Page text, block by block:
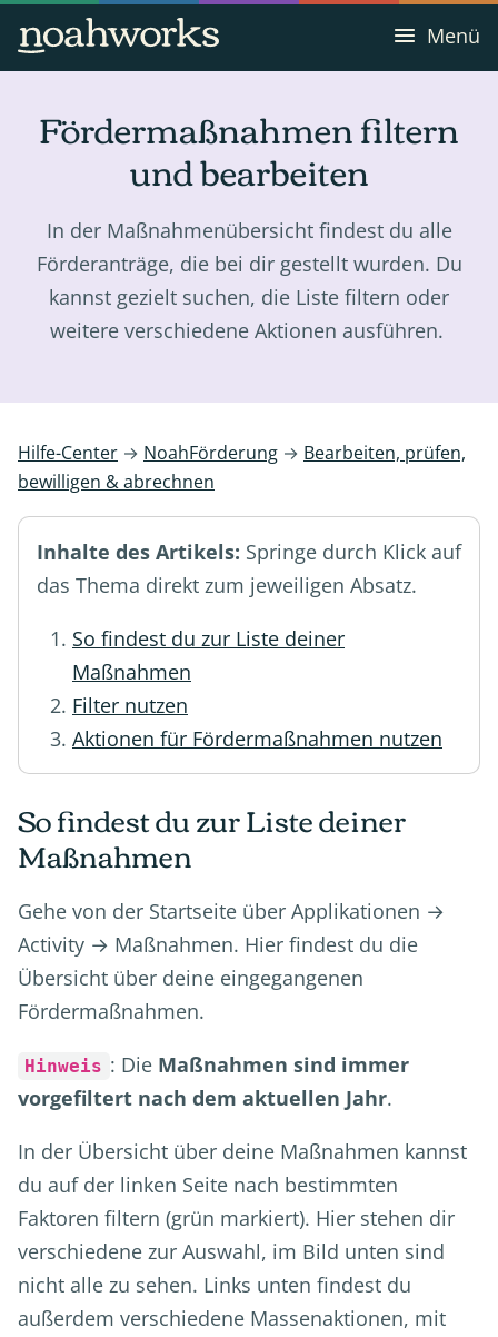
Menü
Fördermaßnahmen filtern
und bearbeiten
In der Maßnahmenübersicht findest du alle
Förderanträge, die bei dir gestellt wurden. Du
kannst gezielt suchen, die Liste filtern oder
weitere verschiedene Aktionen ausführen.
Hilfe-Center → NoahFörderung → Bearbeiten, prüfen,
bewilligen & abrechnen
Inhalte des Artikels: Springe durch Klick auf
das Thema direkt zum jeweiligen Absatz.
So findest du zur Liste deiner
Maßnahmen
Filter nutzen
Aktionen für Fördermaßnahmen nutzen
So findest du zur Liste deiner
Maßnahmen
Gehe von der Startseite über Applikationen →
Activity → Maßnahmen. Hier findest du die
Übersicht über deine eingegangenen
Fördermaßnahmen.
Hinweis : Die Maßnahmen sind immer
vorgefiltert nach dem aktuellen Jahr.
In der Übersicht über deine Maßnahmen kannst
du auf der linken Seite nach bestimmten
Faktoren filtern (grün markiert). Hier stehen dir
verschiedene zur Auswahl, im Bild unten sind
nicht alle zu sehen. Links unten findest du
außerdem verschiedene Massenaktionen, mit